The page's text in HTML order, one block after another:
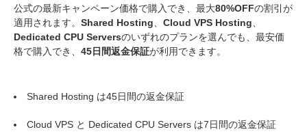
公式の最新キャンペーン価格で購入でき、最大80%OFFの割引が
適用されます。 Shared Hosting Cloud VPS Hosting
Dedicated CPU Serversのいずれのプランを選んでも、最安価
格で購入でき、 45日間返金保証が利用できます。
Shared Hosting は45日間の返金保証
Cloud VPS と Dedicated CPU Servers は7日間の返金保証